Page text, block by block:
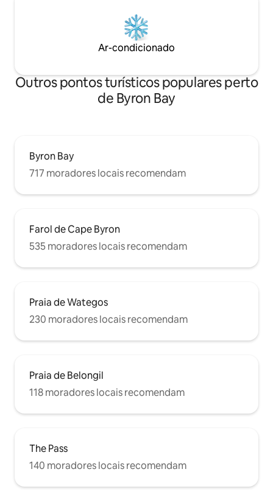
Ar-condicionado
Outros pontos turísticos populares perto
de Byron Bay
Byron Bay
717 moradores locais recomendam
Farol de Cape Byron
535 moradores locais recomendam
Praia de Wategos
230 moradores locais recomendam
Praia de Belongil
118 moradores locais recomendam
The Pass
140 moradores locais recomendam